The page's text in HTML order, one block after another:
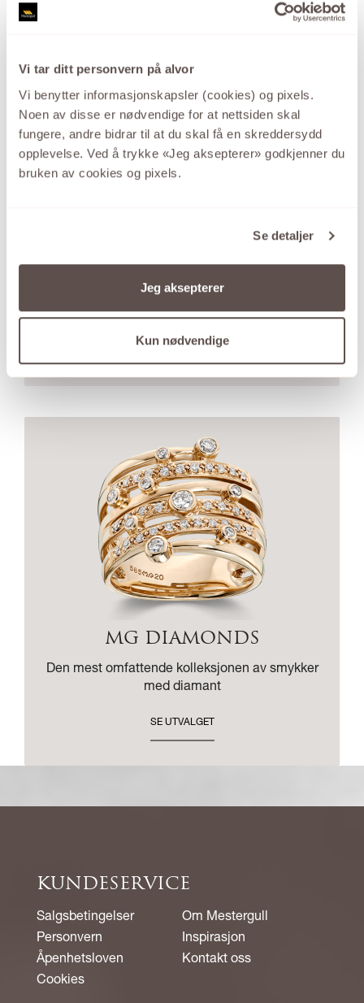
Vi tar ditt personvern på alvor
Vi benytter informasjonskapsler (cookies) og pixels.
Noen av disse er nødvendige for at nettsiden skal
fungere, andre bidrar til at du skal få en skreddersydd
opplevelse. Ved å trykke «Jeg aksepterer» godkjenner du
bruken av cookies og pixels.
Se detaljer
Jeg aksepterer
Kun nødvendige
GID
Den store kolleksjonen sølvsmykker med de
SE UTVALGET HER
MG DIAMONDS
Den mest omfattende kolleksjonen av smykker
med diamant
SE UTVALGET
KUNDESERVICE
Salgsbetingelser
Personvern
Åpenhetsloven
Cookies
Om Mestergull
Inspirasjon
Kontakt oss